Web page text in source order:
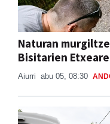
Naturan
Bisitarien
Aiurri abu 05, 08:30